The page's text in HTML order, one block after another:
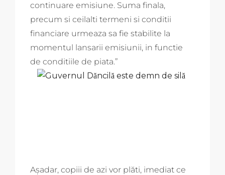
continuare emisiune. Suma finala,
precum si ceilalti termeni si conditii
financiare urmeaza sa fie stabilite la
momentul lansarii emisiunii, in functie
de conditiile de piata.”
Așadar, copiii de azi vor plăti, imediat ce